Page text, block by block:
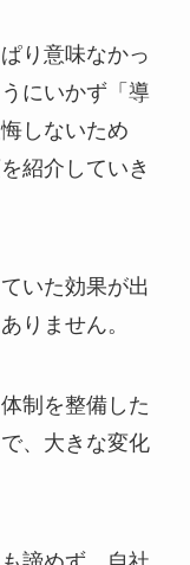
り意味なかっ
にいかず「導
しないため
紹介していき
いた効果が出
りません。
制を整備した
、大きな変化